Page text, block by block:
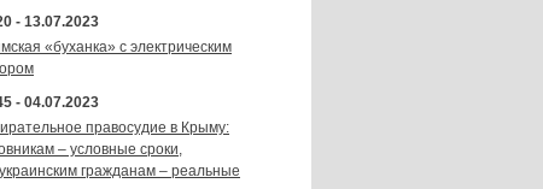
- 13.07.2023
«буханка» с электрическим
- 04.07.2023
правосудие в Крыму:
– условные сроки,
гражданам – реальные